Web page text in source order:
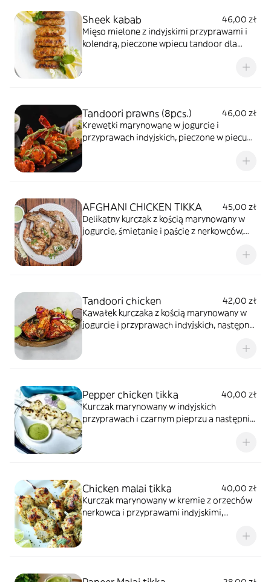
Sheek kabab
46,00 zł
Mięso mielone z indyjskimi przyprawami i
kolendrą, pieczone wpiecu tandoor dla
Tandoori prawns (8pcs.)
46,00 zł
Krewetki marynowane w jogurcie i
przyprawach indyjskich, pieczone w piecu
AFGHANI CHICKEN TIKKA
45,00 zł
Delikatny kurczak z kością marynowany w
jogurcie, śmietanie i paście z nerkowców,
Tandoori chicken
42,00 zł
Kawałek kurczaka z kością marynowany w
jogurcie i przyprawach indyjskich, następnie
Pepper chicken tikka
40,00 zł
Kurczak marynowany w indyjskich
przyprawach i czarnym pieprzu a następnie
Chicken malai tikka
40,00 zł
Kurczak marynowany w kremie z orzechów
nerkowca i przyprawami indyjskimi,